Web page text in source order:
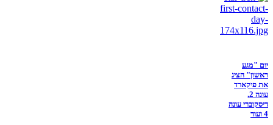
יום "מגע
ראשון" הציג
את פיקארד
עונה 2,
דיסקוברי עונה
4 ועוד